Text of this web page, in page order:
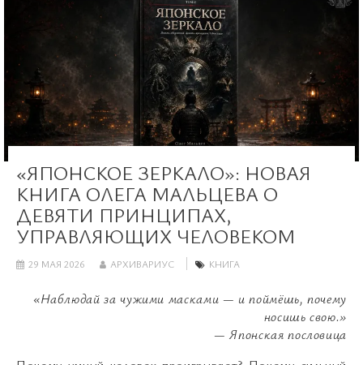
«ЯПОНСКОЕ ЗЕРКАЛО»: НОВАЯ
КНИГА ОЛЕГА МАЛЬЦЕВА О
ДЕВЯТИ ПРИНЦИПАХ,
УПРАВЛЯЮЩИХ ЧЕЛОВЕКОМ
29 МАЯ 2026 АРХИВАРИУС КНИГА
«Наблюдай за чужими масками — и поймёшь, почему
носишь свою.»
— Японская пословица